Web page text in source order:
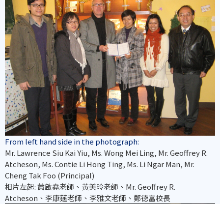
From left hand side in the photograph:
Mr. Lawrence Siu Kai Yiu, Ms. Wong Mei Ling, Mr. Geoffrey R.
Atcheson, Ms. Contie Li Hong Ting, Ms. Li Ngar Man, Mr.
Cheng Tak Foo (Principal)
相片左起: 蕭啟堯老師、黃美玲老師、Mr. Geoffrey R.
Atcheson、李康莛老師、李雅文老師、鄭德富校長